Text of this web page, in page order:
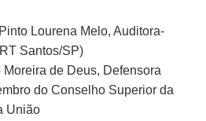
Lourena Melo, Auditora-
Santos/SP)
de Deus, Defensora
do Conselho Superior da
União